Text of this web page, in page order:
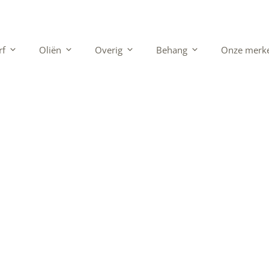
Oliën Overig Behang Onze